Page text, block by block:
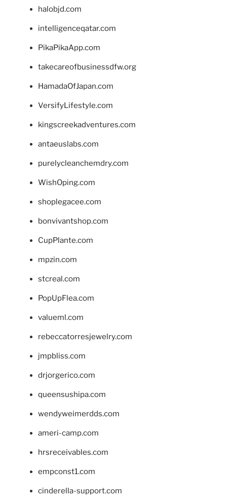
halobjd.com
intelligenceqatar.com
PikaPikaApp.com
takecareofbusinessdfw.org
HamadaOfJapan.com
VersifyLifestyle.com
kingscreekadventures.com
antaeuslabs.com
purelycleanchemdry.com
WishOping.com
shoplegacee.com
bonvivantshop.com
CupPlante.com
mpzin.com
stcreal.com
PopUpFlea.com
valueml.com
rebeccatorresjewelry.com
jmpbliss.com
drjorgerico.com
queensushipa.com
wendyweimerdds.com
ameri-camp.com
hrsreceivables.com
empconst1.com
cinderella-support.com